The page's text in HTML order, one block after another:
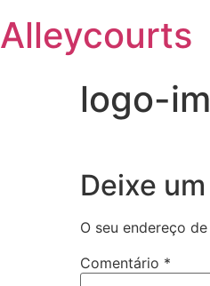
Alleycourts
logo-
Deixe
O seu endereço
Comentário *